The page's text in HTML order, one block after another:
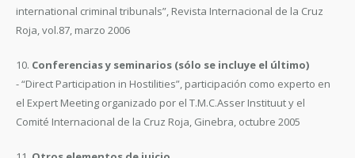
international criminal tribunals”, Revista Internacional de la Cruz
Roja, vol.87, marzo 2006
10. Conferencias y seminarios (sólo se incluye el último)
- “Direct Participation in Hostilities”, participación como experto en
el Expert Meeting organizado por el T.M.C.Asser Instituut y el
Comité Internacional de la Cruz Roja, Ginebra, octubre 2005